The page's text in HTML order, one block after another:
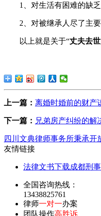
1、对生活有困难的缺
2、对被继承人尽了主
以上就是关于“丈夫去
上一篇： 离婚时婚前的财产
下一篇： 兄弟房产纠纷的解
四川文典律师事务所秉承
友情链接
法律文书下载成都刑
全国咨询热线：
13438825761
律师一对一办案
团队操作高胜诉